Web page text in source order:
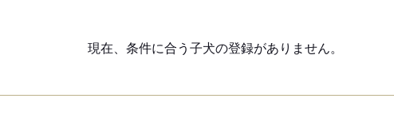
現在、条件に合う子犬の登録がありません。